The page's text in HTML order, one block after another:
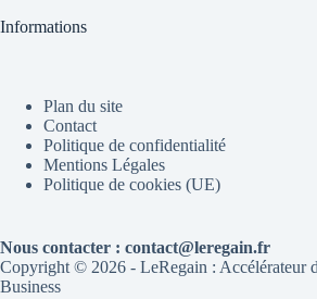
Informations
Plan du site
Contact
Politique de confidentialité
Mentions Légales
Politique de cookies (UE)
Nous contacter : contact@leregain.fr
Copyright © 2026 - LeRegain : Accélérateur
Business